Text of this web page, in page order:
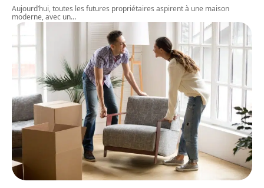
Aujourd’hui, toutes les futures propriétaires aspirent à une maison
moderne, avec un…